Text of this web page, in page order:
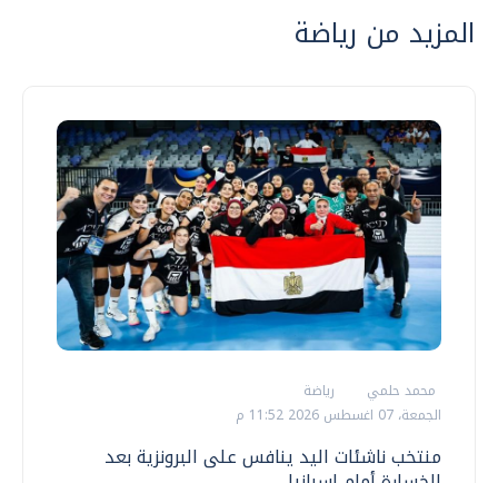
المزيد من رياضة
محمد حلمي
رياضة
الجمعة، 07 اغسطس 2026 11:52 م
منتخب ناشئات اليد ينافس على البرونزية بعد